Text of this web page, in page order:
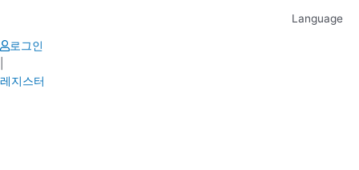
content
Language
로그인
레지스터